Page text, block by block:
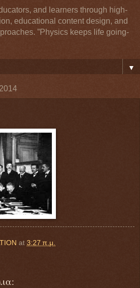
and learners through high-
educational content design, and
”Physics keeps life going-
▼
at 3:27 π.μ.